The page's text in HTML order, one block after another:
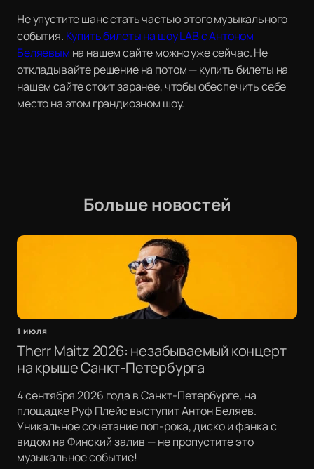
Не упустите шанс стать частью этого музыкального
события. Купить билеты на шоу LAB с Антоном
Беляевым на нашем сайте можно уже сейчас. Не
откладывайте решение на потом — купить билеты на
нашем сайте стоит заранее, чтобы обеспечить себе
место на этом грандиозном шоу.
Больше новостей
1 июля
Therr Maitz 2026: незабываемый концерт
на крыше Санкт-Петербурга
4 сентября 2026 года в Санкт-Петербурге, на
площадке Руф Плейс выступит Антон Беляев.
Уникальное сочетание поп-рока, диско и фанка с
видом на Финский залив — не пропустите это
музыкальное событие!